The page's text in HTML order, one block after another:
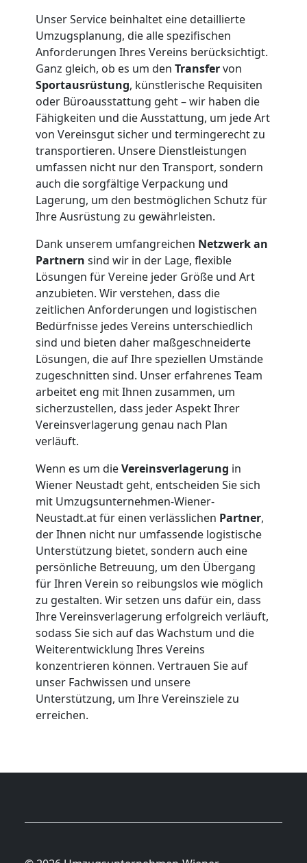
Unser Service beinhaltet eine detaillierte
Umzugsplanung, die alle spezifischen
Anforderungen Ihres Vereins berücksichtigt.
Ganz gleich, ob es um den Transfervon
Sportausrüstung, künstlerische Requisiten
oder Büroausstattung geht – wir haben die
Fähigkeiten und die Ausstattung, um jede Art
von Vereinsgut sicher und termingerecht zu
transportieren. Unsere Dienstleistungen
umfassen nicht nur den Transport, sondern
auch die sorgfältige Verpackung und
Lagerung, um den bestmöglichen Schutz für
Ihre Ausrüstung zu gewährleisten.
Dank unserem umfangreichen Netzwerk an
Partnern sind wir in der Lage, flexible
Lösungen für Vereine jeder Größe und Art
anzubieten. Wir verstehen, dass die
zeitlichen Anforderungen und logistischen
Bedürfnisse jedes Vereins unterschiedlich
sind und bieten daher maßgeschneiderte
Lösungen, die auf Ihre speziellen Umstände
zugeschnitten sind. Unser erfahrenes Team
arbeitet eng mit Ihnen zusammen, um
sicherzustellen, dass jeder Aspekt Ihrer
Vereinsverlagerung genau nach Plan
verläuft.
Wenn es um dieVereinsverlagerung in
Wiener Neustadt geht, entscheiden Sie sich
mit Umzugsunternehmen-Wiener-
Neustadt.at für einen verlässlichen Partner,
der Ihnen nicht nur umfassende logistische
Unterstützung bietet, sondern auch eine
persönliche Betreuung, um den Übergang
für Ihren Verein so reibungslos wie möglich
zu gestalten. Wir setzen uns dafür ein, dass
Ihre Vereinsverlagerung erfolgreich verläuft,
sodass Sie sich auf das Wachstum und die
Weiterentwicklung Ihres Vereins
konzentrieren können. Vertrauen Sie auf
unser Fachwissen und unsere
Unterstützung, um Ihre Vereinsziele zu
erreichen.